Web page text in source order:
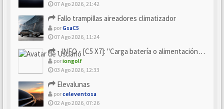
07 Ago 2026, 21:42
Fallo trampillas aireadores climatizador
porGsaC5
07 Ago 2026, 11:24
- INFO - [C5 X7]: "Carga batería o alimentación eléctri...
poriongolf
03 Ago 2026, 12:33
Elevalunas
porceleventosa
02 Ago 2026, 07:26